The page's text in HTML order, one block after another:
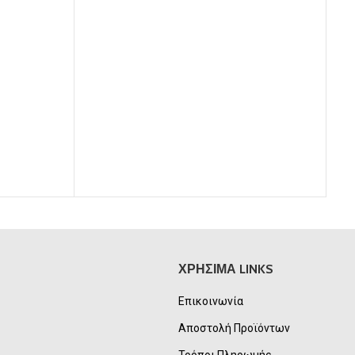
ΧΡΗΣΙΜΑ LINKS
Επικοινωνία
Αποστολή Προϊόντων